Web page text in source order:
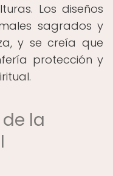
Los diseños
sagrados y
y se creía que
protección y
la